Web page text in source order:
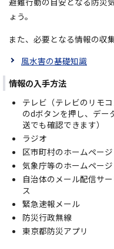
ょう。
また、必要となる情報の収
風水害の基礎知識
情報の入手方法
テレビ（テレビのリモ
のdボタンを押し、デー
送でも確認できます）
ラジオ
区市町村のホームページ
気象庁等のホームページ
自治体のメール配信サ
ス
緊急速報メール
防災行政無線
東京都防災アプリ